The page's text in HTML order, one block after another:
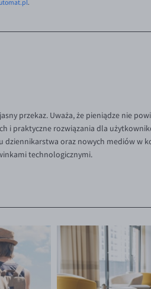
.
przekaz. Uważa, że pieniądze nie
i praktyczne rozwiązania dla
dziennikarstwa oraz nowych mediów w
technologicznymi.